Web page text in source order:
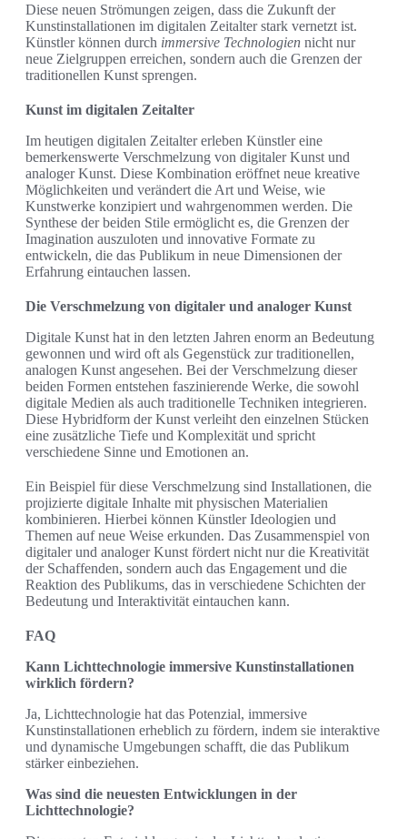
Diese neuen Strömungen zeigen, dass die Zukunft der
Kunstinstallationen im digitalen Zeitalter stark vernetzt ist.
Künstler können durch immersive Technologien nicht nur
neue Zielgruppen erreichen, sondern auch die Grenzen der
traditionellen Kunst sprengen.
Kunst im digitalen Zeitalter
Im heutigen digitalen Zeitalter erleben Künstler eine
bemerkenswerte Verschmelzung von digitaler Kunst und
analoger Kunst. Diese Kombination eröffnet neue kreative
Möglichkeiten und verändert die Art und Weise, wie
Kunstwerke konzipiert und wahrgenommen werden. Die
Synthese der beiden Stile ermöglicht es, die Grenzen der
Imagination auszuloten und innovative Formate zu
entwickeln, die das Publikum in neue Dimensionen der
Erfahrung eintauchen lassen.
Die Verschmelzung von digitaler und analoger Kunst
Digitale Kunst hat in den letzten Jahren enorm an Bedeutung
gewonnen und wird oft als Gegenstück zur traditionellen,
analogen Kunst angesehen. Bei der Verschmelzung dieser
beiden Formen entstehen faszinierende Werke, die sowohl
digitale Medien als auch traditionelle Techniken integrieren.
Diese Hybridform der Kunst verleiht den einzelnen Stücken
eine zusätzliche Tiefe und Komplexität und spricht
verschiedene Sinne und Emotionen an.
Ein Beispiel für diese Verschmelzung sind Installationen, die
projizierte digitale Inhalte mit physischen Materialien
kombinieren. Hierbei können Künstler Ideologien und
Themen auf neue Weise erkunden. Das Zusammenspiel von
digitaler und analoger Kunst fördert nicht nur die Kreativität
der Schaffenden, sondern auch das Engagement und die
Reaktion des Publikums, das in verschiedene Schichten der
Bedeutung und Interaktivität eintauchen kann.
FAQ
Kann Lichttechnologie immersive Kunstinstallationen
wirklich fördern?
Ja, Lichttechnologie hat das Potenzial, immersive
Kunstinstallationen erheblich zu fördern, indem sie interaktive
und dynamische Umgebungen schafft, die das Publikum
stärker einbeziehen.
Was sind die neuesten Entwicklungen in der
Lichttechnologie?